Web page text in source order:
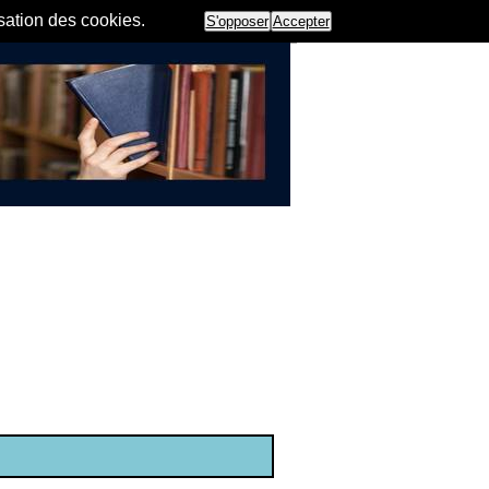
des cookies. S'opposer Accepter